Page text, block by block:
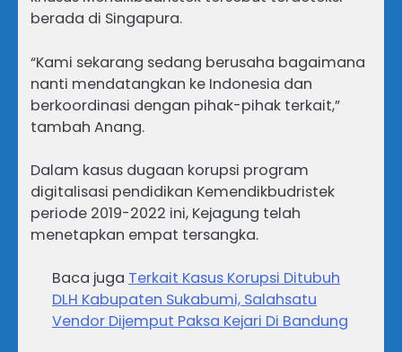
berada di Singapura.
“Kami sekarang sedang berusaha bagaimana
nanti mendatangkan ke Indonesia dan
berkoordinasi dengan pihak-pihak terkait,”
tambah Anang.
Dalam kasus dugaan korupsi program
digitalisasi pendidikan Kemendikbudristek
periode 2019-2022 ini, Kejagung telah
menetapkan empat tersangka.
Baca juga Terkait Kasus Korupsi Ditubuh
DLH Kabupaten Sukabumi, Salahsatu
Vendor Dijemput Paksa Kejari Di Bandung